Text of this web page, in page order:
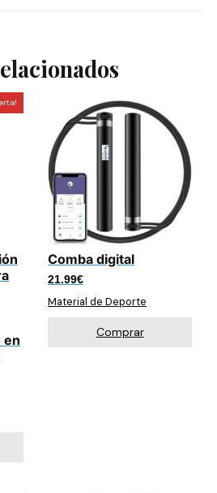
en
Comba digital
21.99€
Material de Deporte
Comprar